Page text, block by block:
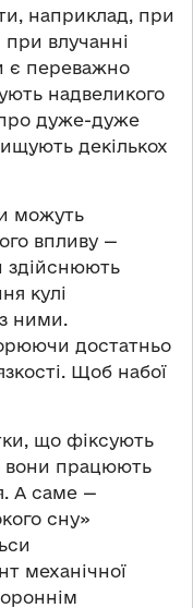
наприклад, при
при влучанні
є переважно
надвеликого
дуже-дуже
декількох
можуть
впливу —
здійснюють
кулі
ними.
достатньо
Щоб набої
що фіксують
вони працюють
А саме —
сну»
механічної